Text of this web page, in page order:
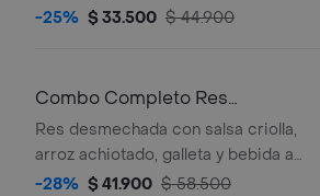
-25% $ 33.500 $ 44.900
Combo Completo Res
Desmechada
Res desmechada con salsa criolla,
arroz achiotado, galleta y bebida a
elección.
-28% $ 41.900 $ 58.500